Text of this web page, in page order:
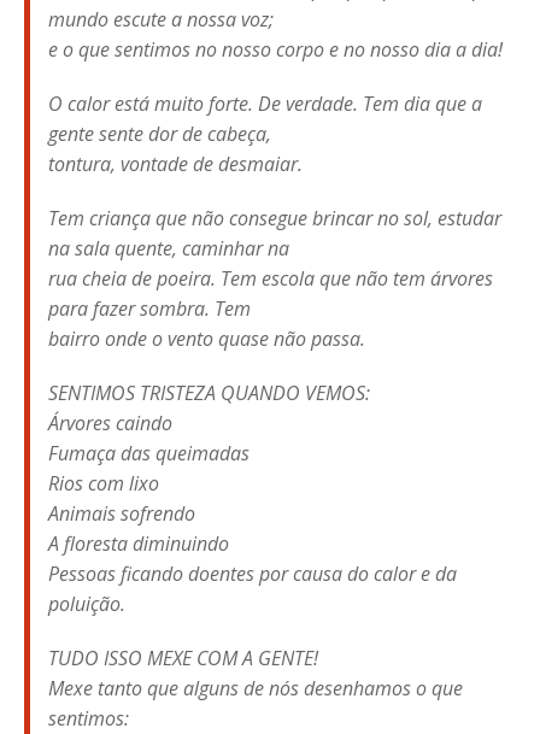
mundo escute a nossa voz;
e o que sentimos no nosso corpo e no nosso dia a dia!
O calor está muito forte. De verdade. Tem dia que a
gente sente dor de cabeça,
tontura, vontade de desmaiar.
Tem criança que não consegue brincar no sol, estudar
na sala quente, caminhar na
rua cheia de poeira. Tem escola que não tem árvores
para fazer sombra. Tem
bairro onde o vento quase não passa.
SENTIMOS TRISTEZA QUANDO VEMOS:
Árvores caindo
Fumaça das queimadas
Rios com lixo
Animais sofrendo
A floresta diminuindo
Pessoas ficando doentes por causa do calor e da
poluição.
TUDO ISSO MEXE COM A GENTE!
Mexe tanto que alguns de nós desenhamos o que
sentimos: